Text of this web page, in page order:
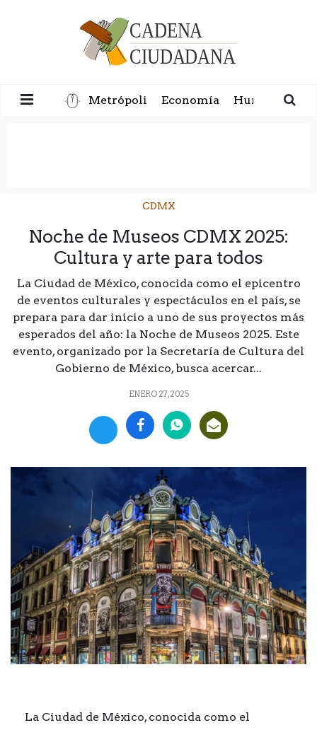
Metrópoli Economía Humanidad
CDMX
Noche de Museos CDMX 2025:
Cultura y arte para todos
La Ciudad de México, conocida como el epicentro
de eventos culturales y espectáculos en el país, se
prepara para dar inicio a uno de sus proyectos más
esperados del año: la Noche de Museos 2025. Este
evento, organizado por la Secretaría de Cultura del
Gobierno de México, busca acercar...
ENERO 27, 2025
La Ciudad de México, conocida como el